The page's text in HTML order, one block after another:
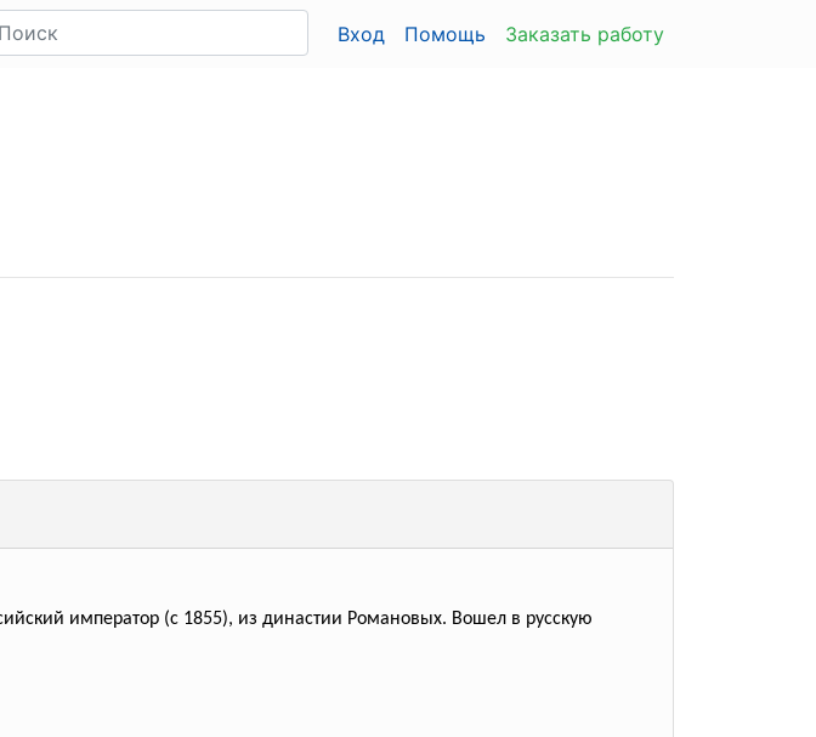
Вход Помощь Заказать работу
император (с 1855), из династии Романовых. Вошел в русскую